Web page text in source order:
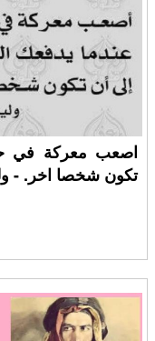
اصعب معركة في
تكون شخصا اخر. -